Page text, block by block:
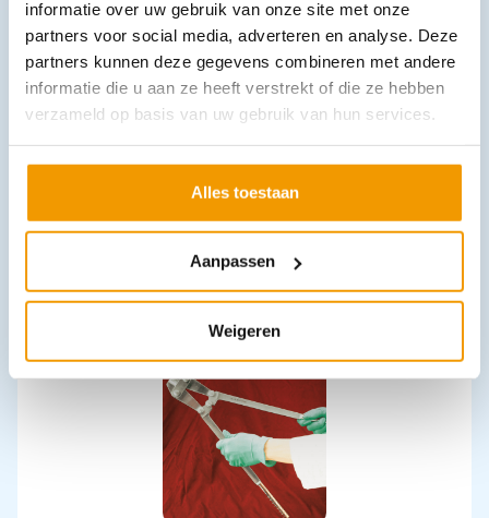
informatie over uw gebruik van onze site met onze
partners voor social media, adverteren en analyse. Deze
partners kunnen deze gegevens combineren met andere
informatie die u aan ze heeft verstrekt of die ze hebben
verzameld op basis van uw gebruik van hun services.
Alles toestaan
Aanpassen
Weigeren
Pincet veterinair volgens Witt - Figuur 1 - lang 52
96 excl. btw
In winkelwagen
Leverbaar